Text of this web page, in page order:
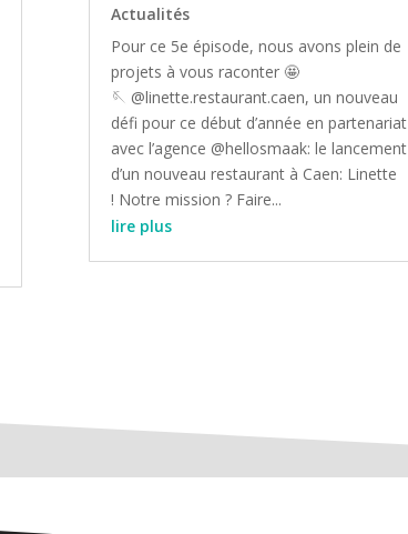
Actualités
Pour ce 5e épisode, nous avons plein de
projets à vous raconter 🤩
🪡 @linette.restaurant.caen, un nouveau
défi pour ce début d’année en partenariat
avec l’agence @hellosmaak: le lancement
d’un nouveau restaurant à Caen: Linette
! Notre mission ? Faire...
lire plus